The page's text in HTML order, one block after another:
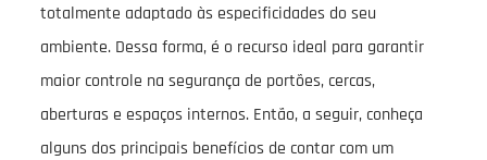
totalmente adaptado às especificidades do seu
ambiente. Dessa forma, é o recurso ideal para garantir
maior controle na segurança de portões, cercas,
aberturas e espaços internos. Então, a seguir, conheça
alguns dos principais benefícios de contar com um